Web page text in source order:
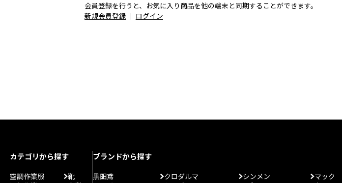
会員登録を行うと、お気に入り商品を他の端末と同期することができます。
新規会員登録 ｜ ログイン
カテゴリから探す
空調作業服
靴
ブランドから探す
黒田鳶
クロダルマ
シンメン
マック